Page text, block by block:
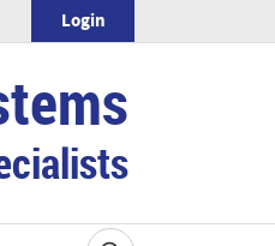
Login